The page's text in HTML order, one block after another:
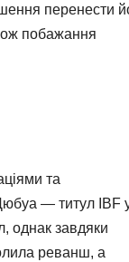
перенести
побажання
та
— титул IBF
однак завдяки
реванш, а